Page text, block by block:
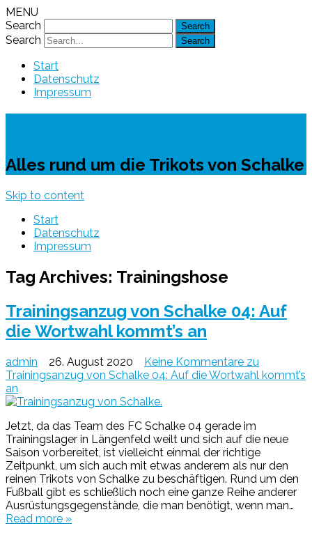
MENU
Search
Search
Start
Datenschutz
Impressum
Alles rund um die Trikots von Schalke
Skip to content
Start
Datenschutz
Impressum
Tag Archives: Trainingshose
Trainingsanzug von Schalke 04: Auf
die Wortwahl kommt’s an
admin 26. August 2020 Keine Kommentare zu
Trainingsanzug von Schalke 04: Auf die Wortwahl kommt’s
an
Jetzt, da das Team des FC Schalke 04 gerade im
Trainingslager in Längenfeld weilt und sich auf die neue
Saison vorbereitet, ist vielleicht einmal der richtige
Zeitpunkt, um sich auch mit etwas anderem als nur den
reinen Trikots von Schalke zu beschäftigen. Rund um den
Fußball gibt es schließlich noch eine ganze Reihe anderer
Ausrüstungsgegenstände, die man benötigt, wenn man…
Read more »